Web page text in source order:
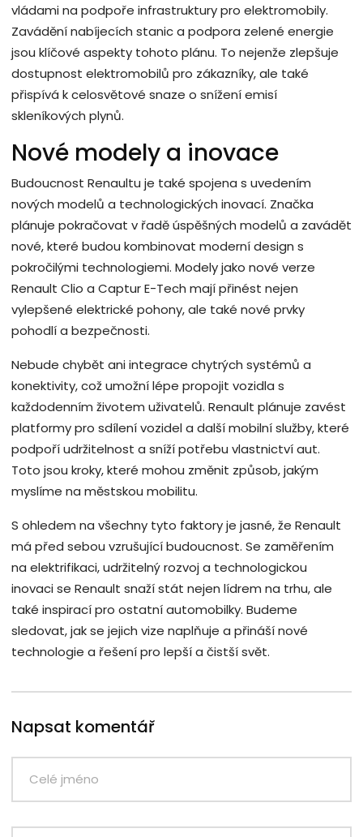
vládami na podpoře infrastruktury pro elektromobily.
Zavádění nabíjecích stanic a podpora zelené energie
jsou klíčové aspekty tohoto plánu. To nejenže zlepšuje
dostupnost elektromobilů pro zákazníky, ale také
přispívá k celosvětové snaze o snížení emisí
skleníkových plynů.
Nové modely a inovace
Budoucnost Renaultu je také spojena s uvedením
nových modelů a technologických inovací. Značka
plánuje pokračovat v řadě úspěšných modelů a zavádět
nové, které budou kombinovat moderní design s
pokročilými technologiemi. Modely jako nové verze
Renault Clio a Captur E-Tech mají přinést nejen
vylepšené elektrické pohony, ale také nové prvky
pohodlí a bezpečnosti.
Nebude chybět ani integrace chytrých systémů a
konektivity, což umožní lépe propojit vozidla s
každodenním životem uživatelů. Renault plánuje zavést
platformy pro sdílení vozidel a další mobilní služby, které
podpoří udržitelnost a sníží potřebu vlastnictví aut.
Toto jsou kroky, které mohou změnit způsob, jakým
myslíme na městskou mobilitu.
S ohledem na všechny tyto faktory je jasné, že Renault
má před sebou vzrušující budoucnost. Se zaměřením
na elektrifikaci, udržitelný rozvoj a technologickou
inovaci se Renault snaží stát nejen lídrem na trhu, ale
také inspirací pro ostatní automobilky. Budeme
sledovat, jak se jejich vize naplňuje a přináší nové
technologie a řešení pro lepší a čistší svět.
Napsat komentář